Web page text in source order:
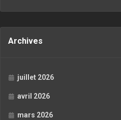
Archives
juillet 2026
avril 2026
mars 2026